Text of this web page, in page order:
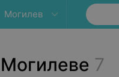
Могилев
7